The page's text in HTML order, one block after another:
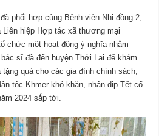
phối hợp cùng Bệnh viện Nhi đồng 2,
hiệp Hợp tác xã thương mại
chức một hoạt động ý nghĩa nhằm
sĩ đã đến huyện Thới Lai để khám
quà cho các gia đình chính sách,
tộc Khmer khó khăn, nhân dịp Tết cổ
2024 sắp tới.